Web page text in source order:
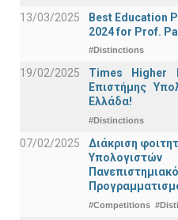
13/03/2025
Best Education
2024 for Prof.
#Distinctions
19/02/2025
Times Higher
Επιστήμης
Ελλάδα!
#Distinctions
07/02/2025
Διάκριση
#Competitions